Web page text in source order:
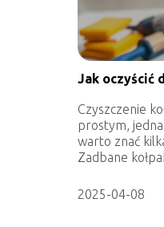
Jak oczyścić
Czyszczenie
prostym,
warto znać
Zadbane
2025-04-08